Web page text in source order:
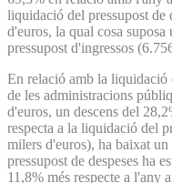
liquidació del pressupost de
d'euros, la qual cosa
pressupost d'ingressos
En relació amb la liquidació
de les administracions
d'euros, un descens del
respecta a la liquidació del
milers d'euros), ha baixat
pressupost de despeses ha
11,8% més respecte a l'any